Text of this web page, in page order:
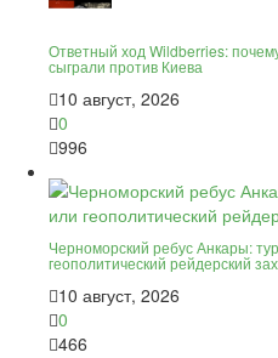
Ответный ход Wildberries:
сыграли против Киева
10 август, 2026
0
996
Черноморский ребус Анкары:
геополитический рейдерский
10 август, 2026
0
466